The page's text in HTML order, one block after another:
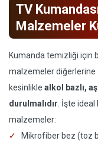
TV
Malzemeler
Kumanda temizliği için
malzemeler diğerlerine
kesinlikle alkol bazlı,
durulmalıdır . İşte
malzemeler:
Mikrofiber bez (toz